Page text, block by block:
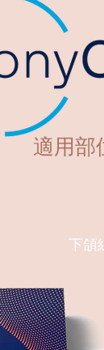
下頜
適用部